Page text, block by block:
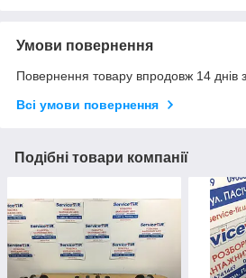
Умови повернення
Повернення товару впродовж 14 днів
Всі умови повернення
Подібні товари компанії